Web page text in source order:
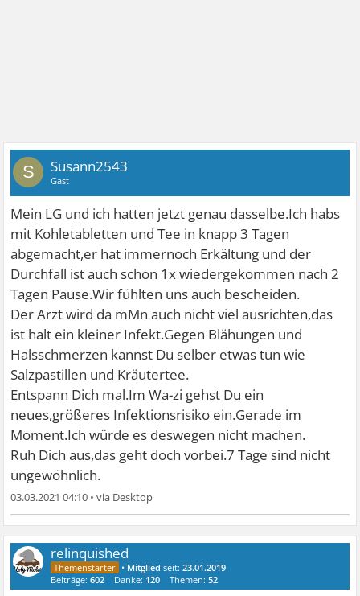
S Susann2543
Gast
Mein LG und ich hatten jetzt genau dasselbe.Ich habs
mit Kohletabletten und Tee in knapp 3 Tagen
abgemacht,er hat immernoch Erkältung und der
Durchfall ist auch schon 1x wiedergekommen nach 2
Tagen Pause.Wir fühlten uns auch bescheiden.
Der Arzt wird da mMn auch nicht viel ausrichten,das
ist halt ein kleiner Infekt.Gegen Blähungen und
Halsschmerzen kannst Du selber etwas tun wie
Salzpastillen und Kräutertee.
Entspann Dich mal.Im Wa-zi gehst Du ein
neues,größeres Infektionsrisiko ein.Gerade im
Moment.Ich würde es deswegen nicht machen.
Ruh Dich aus,das geht doch vorbei.7 Tage sind nicht
ungewöhnlich.
03.03.2021 04:10 •
relinquished
• Mitglied seit:23.01.2019
Beiträge:602 Danke: 120 Themen:52